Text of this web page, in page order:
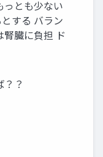
っとも少ない
する バラン
臓に負担 ド
？